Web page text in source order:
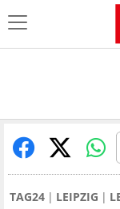
TAG24 LEIPZIG